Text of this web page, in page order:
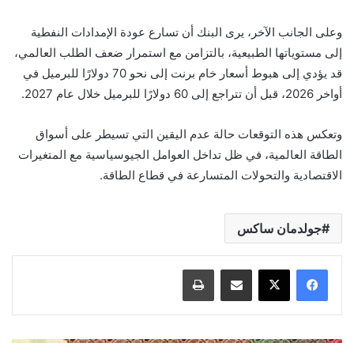
وعلى الجانب الآخر، يرى البنك أن تسارع عودة الإمدادات النفطية
إلى مستوياتها الطبيعية، بالتزامن مع استمرار ضعف الطلب العالمي،
قد يؤدي إلى هبوط أسعار خام برنت إلى نحو 70 دولارًا للبرميل في
أواخر 2026، قبل أن تتراجع إلى 60 دولارًا للبرميل خلال عام 2027.
وتعكس هذه التوقعات حالة عدم اليقين التي تسيطر على أسواق
الطاقة العالمية، في ظل تداخل العوامل الجيوسياسية مع المتغيرات
الاقتصادية والتحولات المتسارعة في قطاع الطاقة.
جولدمان ساكس
مشاركة عبر البريد طباعة